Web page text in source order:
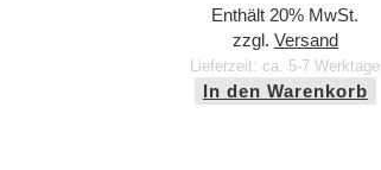
Enthält 20% MwSt.
zzgl. Versand
Lieferzeit: ca. 5-7 Werktage
In den Warenkorb